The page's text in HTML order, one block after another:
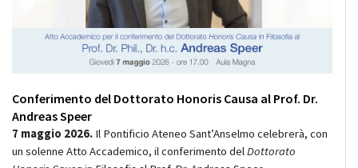
Conferimento del Dottorato Honoris Causa al Prof. Dr.
Andreas Speer
7 maggio 2026. Il Pontificio Ateneo Sant’Anselmo celebrerà, con
un solenne Atto Accademico, il conferimento delDottorato